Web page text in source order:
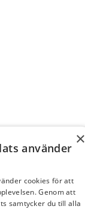
×
använder
cookies för att
Genom att
samtycker du till alla